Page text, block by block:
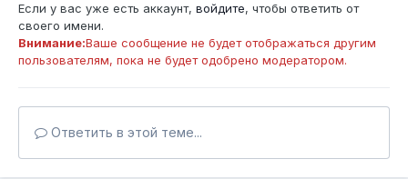
Если у вас уже есть аккаунт, войдите, чтобы ответить от
своего имени.
Внимание:Ваше сообщение не будет отображаться другим
пользователям, пока не будет одобрено модератором.
Ответить в этой теме...